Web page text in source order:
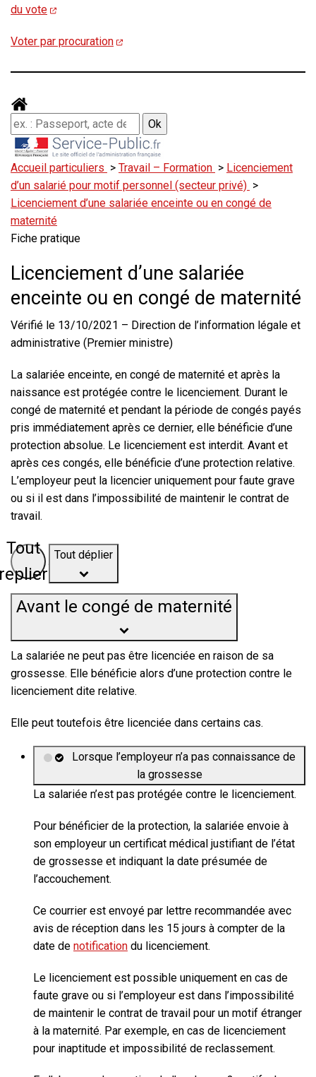
du vote
Voter par procuration
Accueil particuliers > Travail – Formation > Licenciement
d’un salarié pour motif personnel (secteur privé) >
Licenciement d’une salariée enceinte ou en congé de
maternité
Fiche pratique
Licenciement d’une salariée
enceinte ou en congé de maternité
Vérifié le 13/10/2021 – Direction de l’information légale et
administrative (Premier ministre)
La salariée enceinte, en congé de maternité et après la
naissance est protégée contre le licenciement. Durant le
congé de maternité et pendant la période de congés payés
pris immédiatement après ce dernier, elle bénéficie d’une
protection absolue. Le licenciement est interdit. Avant et
après ces congés, elle bénéficie d’une protection relative.
L’employeur peut la licencier uniquement pour faute grave
ou si il est dans l’impossibilité de maintenir le contrat de
travail.
Tout
Tout déplier
Avant le congé de maternité
La salariée ne peut pas être licenciée en raison de sa
grossesse. Elle bénéficie alors d’une protection contre le
licenciement dite relative.
Elle peut toutefois être licenciée dans certains cas.
Lorsque l’employeur n’a pas connaissance de
la grossesse
La salariée n’est pas protégée contre le licenciement.
Pour bénéficier de la protection, la salariée envoie à
son employeur un certificat médical justifiant de l’état
de grossesse et indiquant la date présumée de
l’accouchement.
Ce courrier est envoyé par lettre recommandée avec
avis de réception dans les 15 jours à compter de la
date de notification du licenciement.
Le licenciement est possible uniquement en cas de
faute grave ou si l’employeur est dans l’impossibilité
de maintenir le contrat de travail pour un motif étranger
à la maternité. Par exemple, en cas de licenciement
pour inaptitude et impossibilité de reclassement.